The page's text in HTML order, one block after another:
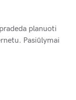
planuoti
Pasiūlymai